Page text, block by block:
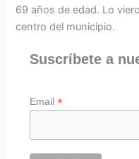
69 años de edad. Lo
centro del municipio.
Suscríbete a
Email*